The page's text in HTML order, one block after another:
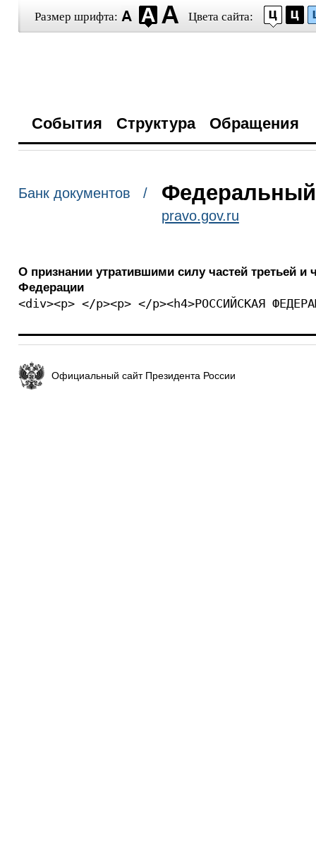
Размер шрифта: Цвета сайта:
События Структура Обращения
Банк документов / Федеральный
pravo.gov.ru
О признании утратившими силу частей третьей и
Федерации
<div><p> </p><p> </p><h4>РОССИЙСКАЯ
Официальный сайт Президента России